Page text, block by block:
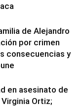
de Alejandro
por crimen
consecuencias y
en asesinato de
Ortiz;